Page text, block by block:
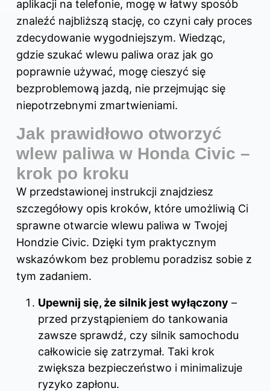
aplikacji na telefonie, mogę w łatwy sposób
znaleźć najbliższą stację, co czyni cały proces
zdecydowanie wygodniejszym. Wiedząc,
gdzie szukać wlewu paliwa oraz jak go
poprawnie używać, mogę cieszyć się
bezproblemową jazdą, nie przejmując się
niepotrzebnymi zmartwieniami.
Jak prawidłowo otworzyć
wlew paliwa w Honda Civic –
krok po kroku
W przedstawionej instrukcji znajdziesz
szczegółowy opis kroków, które umożliwią Ci
sprawne otwarcie wlewu paliwa w Twojej
Hondzie Civic. Dzięki tym praktycznym
wskazówkom bez problemu poradzisz sobie z
tym zadaniem.
Upewnij się, że silnik jest wyłączony –
przed przystąpieniem do tankowania
zawsze sprawdź, czy silnik samochodu
całkowicie się zatrzymał. Taki krok
zwiększa bezpieczeństwo i minimalizuje
ryzyko zapłonu.